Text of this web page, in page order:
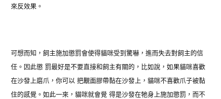
來反效果。
可想而知，飼主施加懲罰會使得貓咪受到驚嚇，進而失去對飼主的信
任。因此懲 罰最好是不要直接和飼主有關的，比如說，如果貓咪喜歡
在沙發上磨爪，你可以 把覯面膠帶黏在沙發上，貓咪不喜歡爪子被黏
住的感覺。如此一來，貓咪就會覺 得是沙發在牠身上施加懲罰，而不